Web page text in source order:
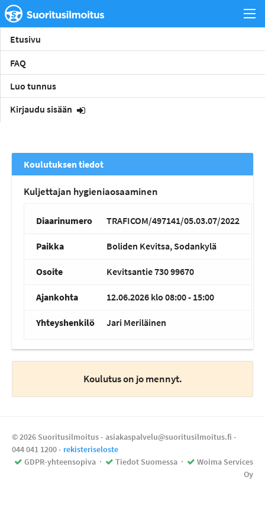
Etusivu
FAQ
Luo tunnus
Kirjaudu sisään
Koulutuksen tiedot
Kuljettajan hygieniaosaaminen
Diaarinumero TRAFICOM/497141/05.03.07/2022
Paikka Boliden Kevitsa, Sodankylä
Osoite Kevitsantie 730 99670
Ajankohta 12.06.2026 klo 08:00 - 15:00
Yhteyshenkilö Jari Meriläinen
Koulutus on jo mennyt.
© 2026 Suoritusilmoitus - asiakaspalvelu@suoritusilmoitus.fi -
044 041 1200- rekisteriseloste
GDPR-yhteensopiva · Tiedot Suomessa ·
Woima Services
Oy